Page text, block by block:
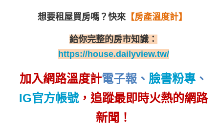
想要租屋買房嗎？ 快來【房產溫度計】
給你完整的房市知識：
https://house.dailyview.tw/
加入網路溫度計電子報 、 臉書粉專 、
IG官方帳號，追蹤最即時火熱的網路
新聞！